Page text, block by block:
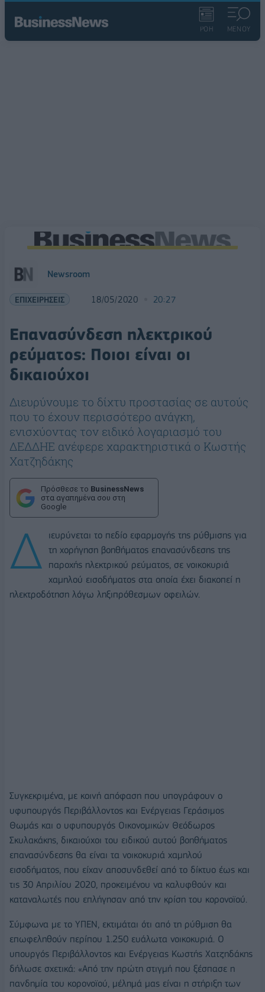
ΡΟΗ ΜΕΝΟΥ
Newsroom
ΕΠΙΧΕΙΡΗΣΕΙΣ 18/05/2020 20:27
Επανασύνδεση ηλεκτρικού
ρεύματος: Ποιοι είναι οι
δικαιούχοι
Διευρύνουμε το δίχτυ προστασίας σε αυτούς
που το έχουν περισσότερο ανάγκη,
ενισχύοντας τον ειδικό λογαριασμό του
ΔΕΔΔΗΕ ανέφερε χαρακτηριστικά ο Κωστής
Χατζηδάκης
Πρόσθεσε το BusinessNews
στα αγαπημένα σου στη
Google
Δ
ιευρύνεται το πεδίο εφαρμογής της ρύθμισης για
τη χορήγηση βοηθήματος επανασύνδεσης της
παροχής ηλεκτρικού ρεύματος, σε νοικοκυριά
χαμηλού εισοδήματος στα οποία έχει διακοπεί η
ηλεκτροδότηση λόγω ληξιπρόθεσμων οφειλών.
Συγκεκριμένα, με κοινή απόφαση που υπογράφουν ο
υφυπουργός Περιβάλλοντος και Ενέργειας Γεράσιμος
Θωμάς και ο υφυπουργός Οικονομικών Θεόδωρος
Σκυλακάκης, δικαιούχοι του ειδικού αυτού βοηθήματος
επανασύνδεσης θα είναι τα νοικοκυριά χαμηλού
εισοδήματος, που είχαν αποσυνδεθεί από το δίκτυο έως και
τις 30 Απριλίου 2020, προκειμένου να καλυφθούν και
καταναλωτές που επλήγησαν από την κρίση του κορονοϊού.
Σύμφωνα με το ΥΠΕΝ, εκτιμάται ότι από τη ρύθμιση θα
επωφεληθούν περίπου 1.250 ευάλωτα νοικοκυριά. Ο
υπουργός Περιβάλλοντος και Ενέργειας Κωστής Χατζηδάκης
δήλωσε σχετικά: «Από την πρώτη στιγμή που ξέσπασε η
πανδημία του κορονοϊού, μέλημά μας είναι η στήριξη των